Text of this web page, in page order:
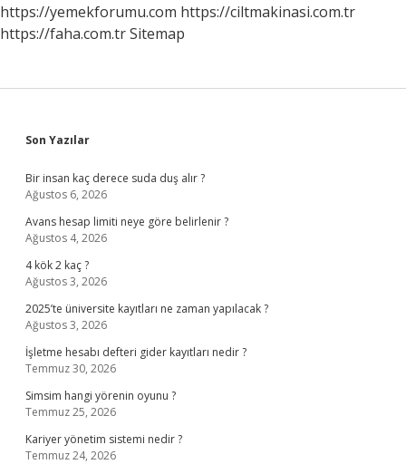
https://yemekforumu.com https://ciltmakinasi.com.tr
https://faha.com.trSitemap
Sidebar
Son Yazılar
Bir insan kaç derece suda duş alır ?
Ağustos 6, 2026
Avans hesap limiti neye göre belirlenir ?
Ağustos 4, 2026
4 kök 2 kaç ?
Ağustos 3, 2026
2025’te üniversite kayıtları ne zaman yapılacak ?
Ağustos 3, 2026
İşletme hesabı defteri gider kayıtları nedir ?
Temmuz 30, 2026
Simsim hangi yörenin oyunu ?
Temmuz 25, 2026
Kariyer yönetim sistemi nedir ?
Temmuz 24, 2026